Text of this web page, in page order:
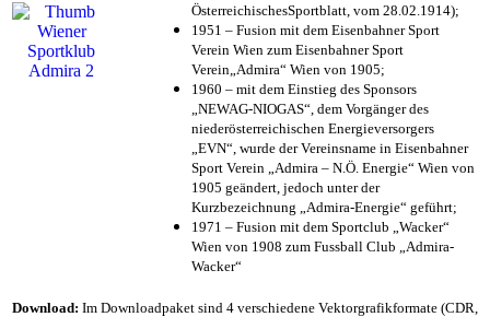
ÖsterreichischesSportblatt, vom 28.02.1914);
1951 – Fusion mit dem Eisenbahner Sport
Verein Wien zum Eisenbahner Sport
Verein„Admira“ Wien von 1905;
1960 – mit dem Einstieg des Sponsors
„NEWAG-NIOGAS“, dem Vorgänger des
niederösterreichischen Energieversorgers
„EVN“, wurde der Vereinsname in Eisenbahner
Sport Verein „Admira – N.Ö. Energie“ Wien von
1905 geändert, jedoch unter der
Kurzbezeichnung „Admira-Energie“ geführt;
1971 – Fusion mit dem Sportclub „Wacker“
Wien von 1908 zum Fussball Club „Admira-
Wacker“
Download: Im Downloadpaket sind 4 verschiedene Vektorgrafikformate (CDR,